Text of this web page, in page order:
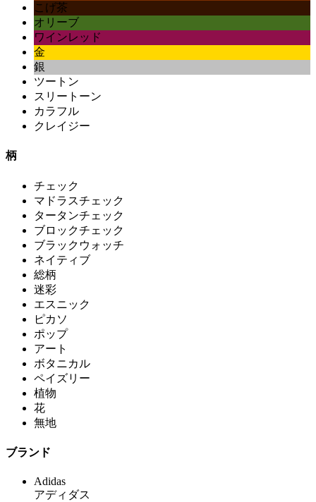
こげ茶
オリーブ
ワインレッド
金
銀
ツートン
スリートーン
カラフル
クレイジー
柄
チェック
マドラスチェック
タータンチェック
ブロックチェック
ブラックウォッチ
ネイティブ
総柄
迷彩
エスニック
ピカソ
ポップ
アート
ボタニカル
ペイズリー
植物
花
無地
ブランド
Adidas
アディダス